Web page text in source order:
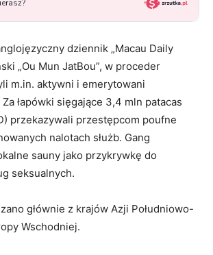
dziennik „Macau Daily
„Ou Mun JatBou”, w proceder
m.in. aktywni i emerytowani
łapówki sięgające 3,4 mln patacas
przekazywali przestępcom poufne
nalotach służb. Gang
sauny jako przykrywkę do
seksualnych.
głównie z krajów Azji Południowo-
Wschodniej.